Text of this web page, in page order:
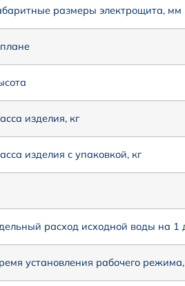
размеры электрощита, мм
изделия, кг
изделия с упаковкой, кг
расход исходной воды на 1
установления рабочего